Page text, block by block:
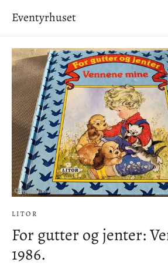
innhold
Eventyrhuset
LITOR
For gutter og jenter:
1986.